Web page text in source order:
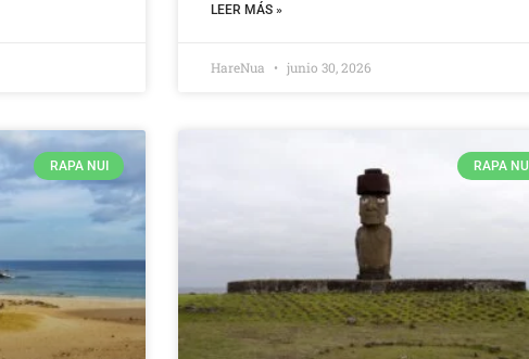
LEER MÁS »
HareNua junio 30, 2026
RAPA NUI RAPA NUI